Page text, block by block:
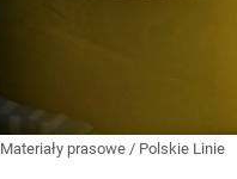
Materiały prasowe / Polskie Linie